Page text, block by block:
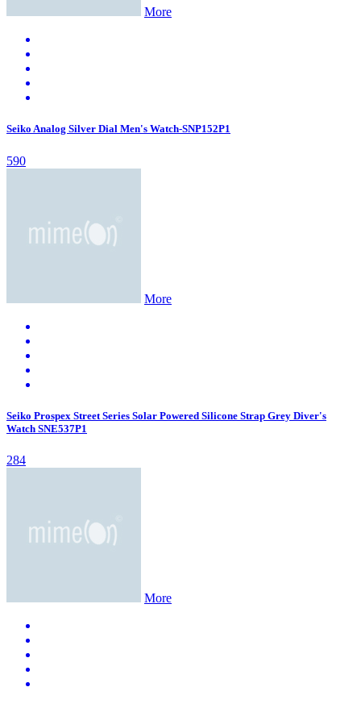
More
Seiko Analog Silver Dial Men's Watch-SNP152P1
590
More
Seiko Prospex Street Series Solar Powered Silicone Strap Grey Diver's
Watch SNE537P1
284
More